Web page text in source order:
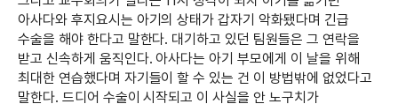
아사다와 후지요시는 아기의 상태가 갑자기 악화됐다며 긴급
수술을 해야 한다고 말한다. 대기하고 있던 팀원들은 그 연락을
받고 신속하게 움직인다. 아사다는 아기 부모에게 이 날을 위해
최대한 연습했다며 자기들이 할 수 있는 건 이 방법밖에 없었다고
말한다. 드디어 수술이 시작되고 이 사실을 안 노구치가